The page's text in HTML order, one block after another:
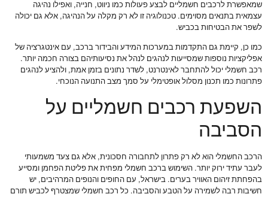
שמאפשרת לרכבים חשמליים לבצע פעולות כמו ניווט, חנייה, ואפילו נהיגה
עצמאית בתנאים מסוימים. טכנולוגיה זו לא רק מקלה על הנהיגה, אלא גם יכולה
לשפר את הבטיחות בכביש.
כמו כן, קיימת גם התקדמות במערכות המידע והבידור ברכב, עם אינטגרציה של
אפליקציות נוספות שמסייעות לנהגים לנהל את נסיעותיהם בצורה חכמה יותר.
רכב חשמלי יכול להתחבר לאינטרנט, לשדר נתונים בזמן אמת, ולהציע לנהגים
פתרונות כמו תכנון מסלול אופטימלי על סמך מצב התנועה הנוכחי.
השפעת רכבים חשמליים על
הסביבה
הרכב החשמלי הוא לא רק פתרון לתחבורה חסכונית, אלא גם צעד משמעותי
לעבר עתיד ירוק יותר. השימוש ברכב חשמלי מפחית את פליטת הפחמן ומסייע
בהפחתת זיהום האוויר בערים. בישראל, עם החופים והנופים המרהיבים, יש
חשיבות רבה לשמירה על הטבע והסביבה. כל רכב חשמלי שמצטרף לכביש תורם